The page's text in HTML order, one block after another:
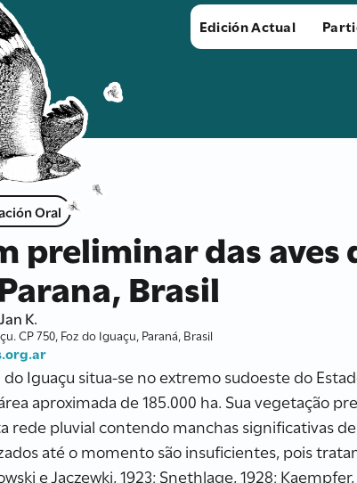
Edición Actual
Oral
preliminar das aves
Brasil
K.
CP 750, Foz do Iguaçu, Paraná, Brasil
Iguaçu situa-se no extremo sudoeste do Estado
aproximada de 185.000 ha. Sua vegetação
rede pluvial contendo manchas significativas
até o momento são insuficientes, pois
e Jaczewki, 1923; Snethlage, 1928;